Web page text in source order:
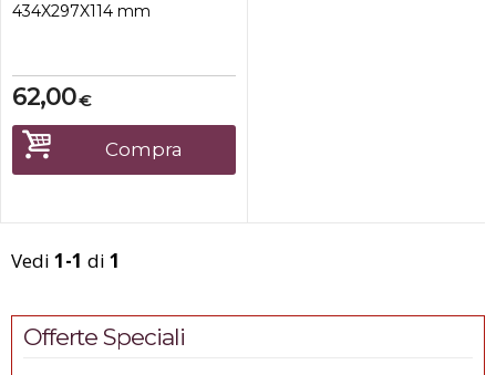
434X297X114 mm
€
62,00
Compra
Vedi 1-1 di 1
Offerte Speciali